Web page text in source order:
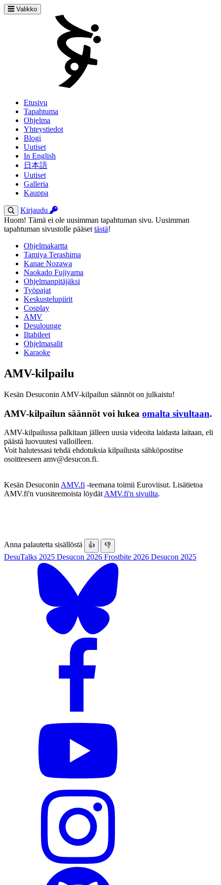
Valikko
Etusivu
Tapahtuma
Ohjelma
Yhteystiedot
Blogi
Uutiset
In English
日本語
Uutiset
Galleria
Kauppa
Kirjaudu
Huom! Tämä ei ole uusimman tapahtuman sivu. Uusimman
tapahtuman sivustolle pääset tästä!
Ohjelmakartta
Tamiya Terashima
Kanae Nozawa
Naokado Fujiyama
Ohjelmanpitäjäksi
Työpajat
Keskustelupiirit
Cosplay
AMV
Desulounge
Iltabileet
Ohjelmasalit
Karaoke
AMV-kilpailu
Kesän Desuconin AMV-kilpailun säännöt on julkaistu!
AMV-kilpailun säännöt voi lukea omalta sivultaan.
AMV-kilpailussa palkitaan jälleen uusia videoita laidasta laitaan, eli
päästä luovuutesi valloilleen.
Voit halutessasi tehdä ehdotuksia kilpailusta sähköpostitse
osoitteeseen amv@desucon.fi.
Kesän Desuconin AMV.fi -teemana toimii Euroviisut. Lisätietoa
AMV.fi'n vuositeemoista löydät AMV.fi'n sivuilta.
Anna palautetta sisällöstä 👍 👎
DesuTalks 2025 Desucon 2026 Frostbite 2026 Desucon 2025